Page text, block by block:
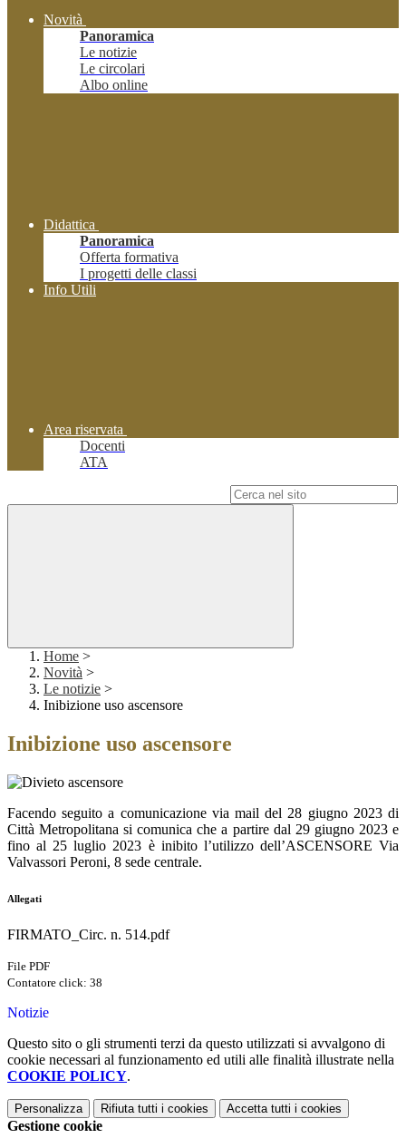
Novità
Panoramica
Le notizie
Le circolari
Albo online
Didattica
Panoramica
Offerta formativa
I progetti delle classi
Info Utili
Area riservata
Docenti
ATA
Home >
Novità >
Le notizie >
Inibizione uso ascensore
Inibizione uso ascensore
Facendo seguito a comunicazione via mail del 28 giugno 2023 di
Città Metropolitana si comunica che a partire dal 29 giugno 2023 e
fino al 25 luglio 2023 è inibito l’utilizzo dell’ASCENSORE Via
Valvassori Peroni, 8 sede centrale.
Allegati
FIRMATO_Circ. n. 514.pdf
File PDF
Contatore click: 38
Notizie
Questo sito o gli strumenti terzi da questo utilizzati si avvalgono di
cookie necessari al funzionamento ed utili alle finalità illustrate nella
COOKIE POLICY.
Personalizza Rifiuta tutti i cookies Accetta tutti i cookies
Gestione cookie